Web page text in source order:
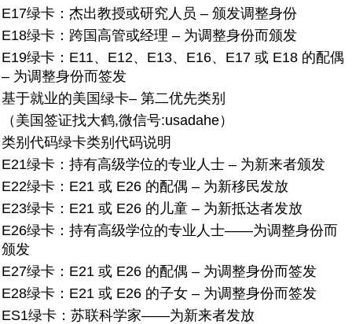
E17绿卡： 杰出教授或研究人员 – 颁发调整身份
E18绿卡： 跨国高管或经理 – 为调整身份而颁发
E19绿卡： E11、E12、E13、E16、E17 或 E18 的配偶
– 为调整身份而签发
基于就业的美国绿卡– 第二优先类别
（美国签证找大鹤,微信号:usadahe）
类别代码绿卡类别代码说明
E21绿卡： 持有高级学位的专业人士 – 为新来者颁发
E22绿卡： E21 或 E26 的配偶 – 为新移民发放
E23绿卡： E21 或 E26 的儿童 – 为新抵达者发放
E26绿卡： 持有高级学位的专业人士——为调整身份而
颁发
E27绿卡： E21 或 E26 的配偶 – 为调整身份而签发
E28绿卡： E21 或 E26 的子女 – 为调整身份而签发
ES1绿卡： 苏联科学家——为新来者发放